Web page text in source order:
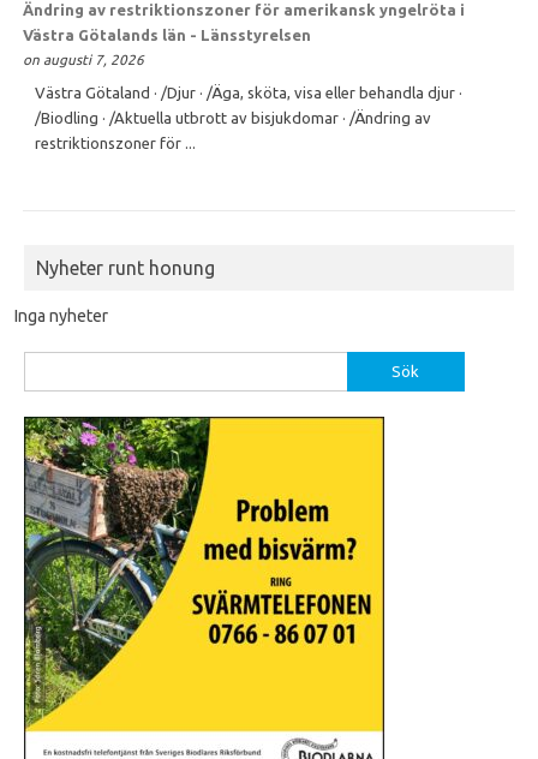
Ändring av restriktionszoner för amerikansk yngelröta i
Västra Götalands län - Länsstyrelsen
on augusti 7, 2026
Västra Götaland · /Djur · /Äga, sköta, visa eller behandla djur ·
/Biodling · /Aktuella utbrott av bisjukdomar · /Ändring av
restriktionszoner för ...
Nyheter runt honung
Inga nyheter
efter: